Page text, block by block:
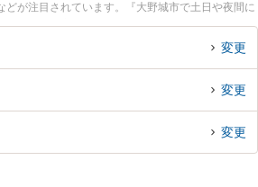
が注目されています。『大野城市で土日や夜間に
したい』『初回相談無料で私選弁護人を法律相談で
変更
変更
変更